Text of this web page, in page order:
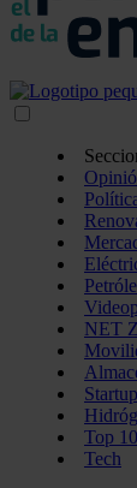
NET
Top 10
Tech